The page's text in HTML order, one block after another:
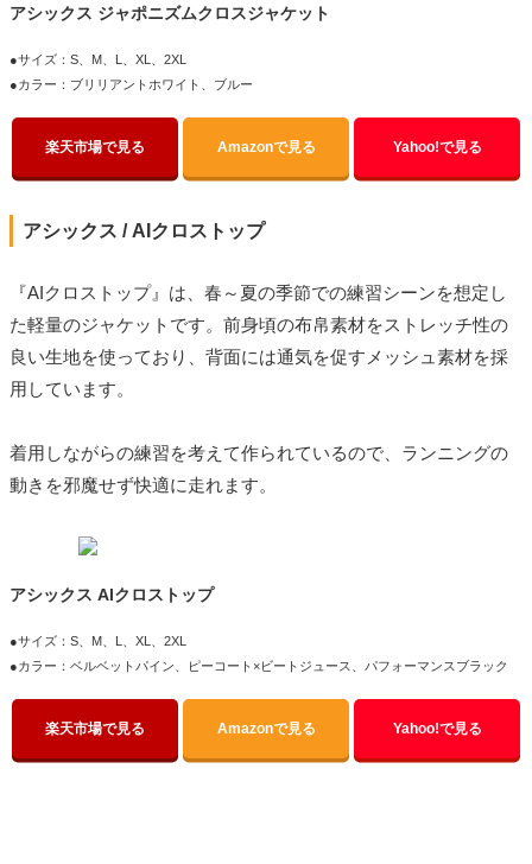
アシックス ジャポニズムクロスジャケット
●サイズ：S、M、L、XL、2XL
●カラー：ブリリアントホワイト、ブルー
楽天市場で見る Amazonで見る Yahoo!で見る
アシックス / AIクロストップ
『AIクロストップ』は、春～夏の季節での練習シーンを想定し
た軽量のジャケットです。前身頃の布帛素材をストレッチ性の
良い生地を使っており、背面には通気を促すメッシュ素材を採
用しています。
着用しながらの練習を考えて作られているので、ランニングの
動きを邪魔せず快適に走れます。
アシックス AIクロストップ
●サイズ：S、M、L、XL、2XL
●カラー：ベルベットパイン、ピーコート×ビートジュース、パフォーマンスブラック
楽天市場で見る Amazonで見る Yahoo!で見る